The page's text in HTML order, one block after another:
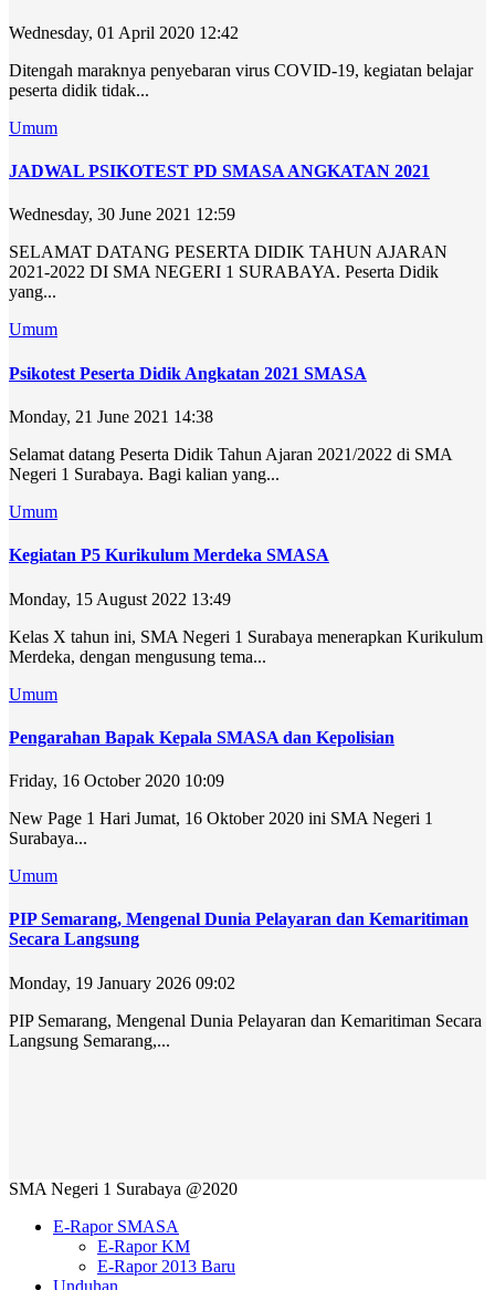
Wednesday, 01 April 2020 12:42
Ditengah maraknya penyebaran virus COVID-19, kegiatan belajar
peserta didik tidak...
Umum
JADWAL PSIKOTEST PD SMASA ANGKATAN 2021
Wednesday, 30 June 2021 12:59
SELAMAT DATANG PESERTA DIDIK TAHUN AJARAN
2021-2022 DI SMA NEGERI 1 SURABAYA. Peserta Didik
yang...
Umum
Psikotest Peserta Didik Angkatan 2021 SMASA
Monday, 21 June 2021 14:38
Selamat datang Peserta Didik Tahun Ajaran 2021/2022 di SMA
Negeri 1 Surabaya. Bagi kalian yang...
Umum
Kegiatan P5 Kurikulum Merdeka SMASA
Monday, 15 August 2022 13:49
Kelas X tahun ini, SMA Negeri 1 Surabaya menerapkan Kurikulum
Merdeka, dengan mengusung tema...
Umum
Pengarahan Bapak Kepala SMASA dan Kepolisian
Friday, 16 October 2020 10:09
New Page 1 Hari Jumat, 16 Oktober 2020 ini SMA Negeri 1
Surabaya...
Umum
PIP Semarang, Mengenal Dunia Pelayaran dan Kemaritiman
Secara Langsung
Monday, 19 January 2026 09:02
PIP Semarang, Mengenal Dunia Pelayaran dan Kemaritiman Secara
Langsung Semarang,...
SMA Negeri 1 Surabaya @2020
E-Rapor SMASA
E-Rapor KM
E-Rapor 2013 Baru
Unduhan